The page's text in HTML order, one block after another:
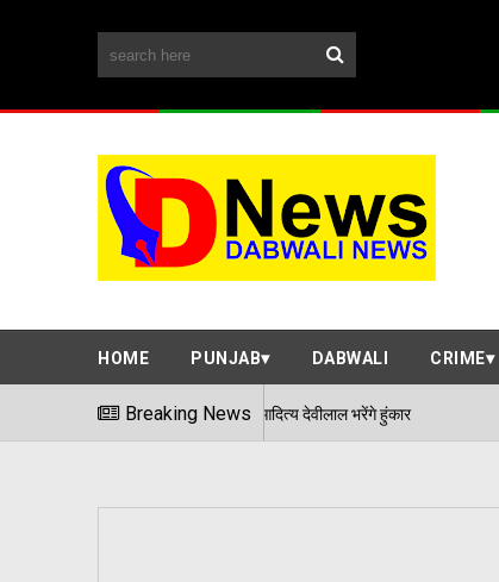
HOME PUNJAB DABWALI CRIME
Breaking News
माजरा और आदित्य देवीलाल भरेंगे हुंकार 04/08/2026